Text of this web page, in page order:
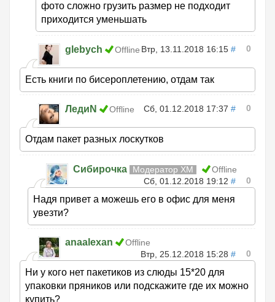
фото сложно грузить размер не подходит
приходится уменьшать
glebych Offline Втр, 13.11.2018 16:15 # 0
Есть книги по бисероплетению, отдам так
ЛедиN Offline Сб, 01.12.2018 17:37 # 0
Отдам пакет разных лоскутков
Сибирочка Модератор ХМ
Offline
Сб, 01.12.2018 19:12 # 0
Надя привет а можешь его в офис для меня
увезти?
anaalexan
Offline
Втр, 25.12.2018 15:28 # 0
Ни у кого нет пакетиков из слюды 15*20 для
упаковки пряников или подскажите где их можно
купить?